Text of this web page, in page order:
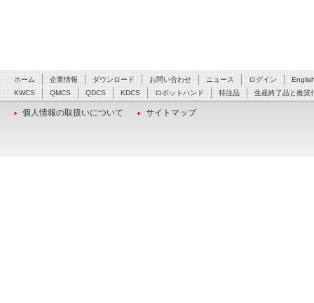
ホーム 企業情報 ダウンロード お問い合わせ ニュース ログイン
KWCS
QMCS QDCS KDCS ロボットハンド 特注品 生産終了品と推奨
個人情報の取扱いについて サイトマップ